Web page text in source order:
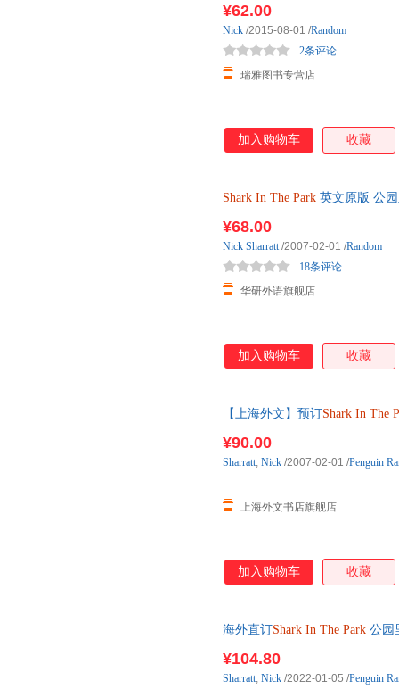
¥62.00
瑞雅图书专营店
2条评论
Nick /2015-08-01 /Random
加入购物车 收藏
Shark In The Park 英文原版 公
¥68.00
华研外语旗舰店
18条评论
Nick Sharratt/2007-02-01 /Random
加入购物车 收藏
【上海外文】预订Shark In The
¥90.00
上海外文书店旗舰店
Sharratt, Nick /2007-02-01 /Penguin
加入购物车 收藏
海外直订Shark In The Park 公园
¥104.80
Sharratt, Nick /2022-01-05 /Penguin